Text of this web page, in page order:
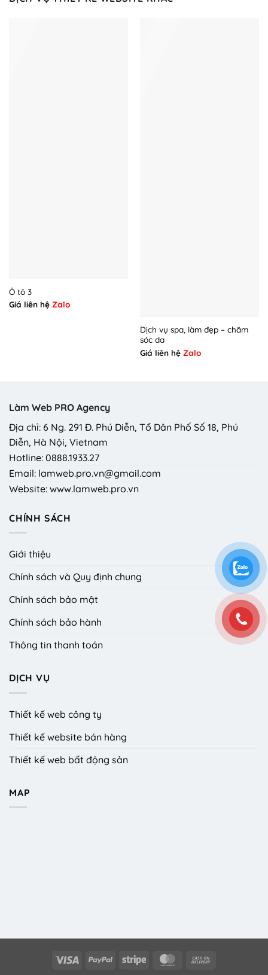
Ô tô 3
Giá liên hệ Zalo
Dịch vụ spa, làm đẹp – chăm
sóc da
Giá liên hệ Zalo
Làm Web PRO Agency
Địa chỉ: 6 Ng. 291 Đ. Phú Diễn, Tổ Dân Phố Số 18, Phú
Diễn, Hà Nội, Vietnam
Hotline: 0888.1933.27
Email: lamweb.pro.vn@gmail.com
Website: www.lamweb.pro.vn
CHÍNH SÁCH
Giới thiệu
Chính sách và Quy định chung
Chính sách bảo mật
Chính sách bảo hành
Thông tin thanh toán
DỊCH VỤ
Thiết kế web công ty
Thiết kế website bán hàng
Thiết kế web bất động sản
MAP
Visa PayPal Stripe MasterCard